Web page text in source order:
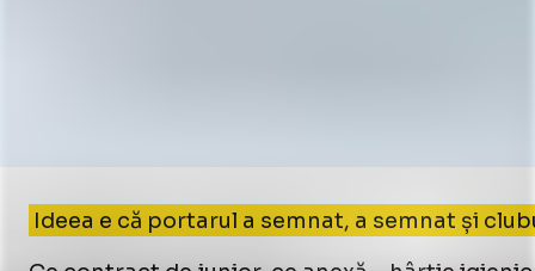
Ideea e că portarul a semnat, a semnat și